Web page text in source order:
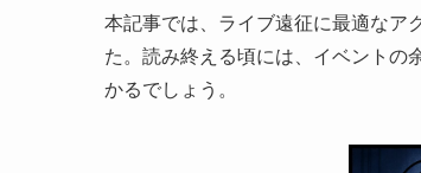
本記事では、ライブ遠征に最適なア
た。読み終える頃には、イベントの
かるでしょう。